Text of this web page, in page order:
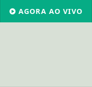
AGORA AO VIVO